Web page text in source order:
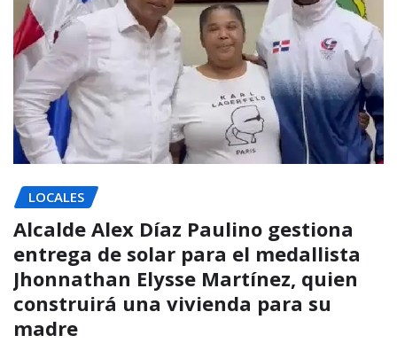
LOCALES
Alcalde Alex Díaz Paulino gestiona
entrega de solar para el medallista
Jhonnathan Elysse Martínez, quien
construirá una vivienda para su
madre